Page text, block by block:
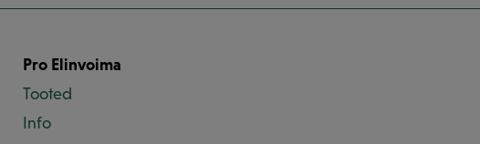
Pro Elinvoima
Tooted
Info